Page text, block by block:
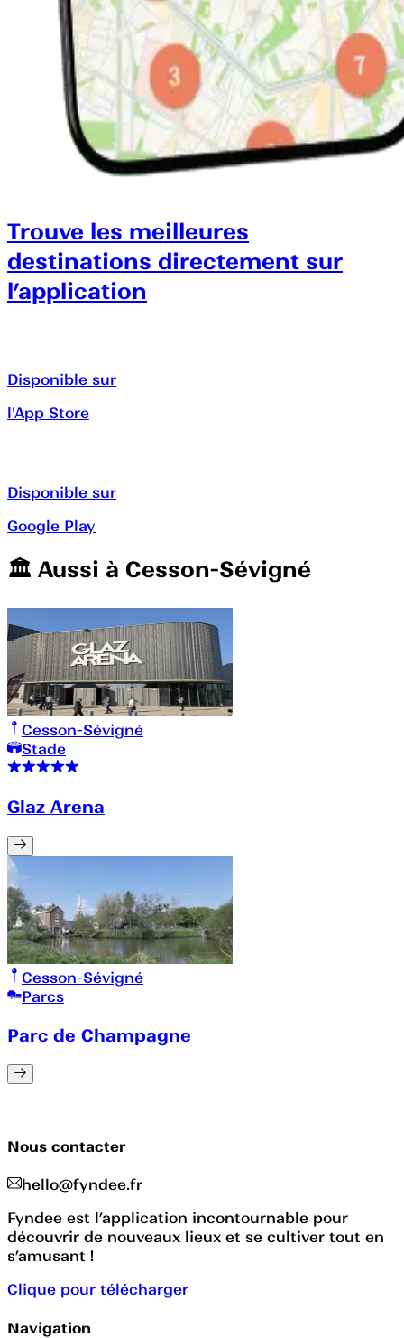
Trouve les meilleures
destinations directement sur
l’application
Disponible sur
l'App Store
Disponible sur
Google Play
🏛️️ Aussi à Cesson-Sévigné
Cesson-Sévigné
Stade
Glaz Arena
Cesson-Sévigné
Parcs
Parc de Champagne
Nous contacter
hello@fyndee.fr
Fyndee est l’application incontournable pour
découvrir de nouveaux lieux et se cultiver tout en
s’amusant !
Clique pour télécharger
Navigation